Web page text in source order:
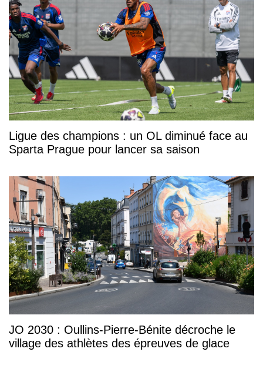
Ligue des champions : un OL diminué face au
Sparta Prague pour lancer sa saison
JO 2030 : Oullins-Pierre-Bénite décroche le
village des athlètes des épreuves de glace